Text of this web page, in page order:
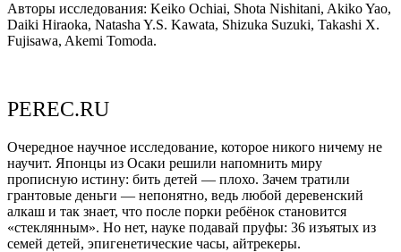
Авторы исследования: Keiko Ochiai, Shota Nishitani, Akiko Yao,
Daiki Hiraoka, Natasha Y.S. Kawata, Shizuka Suzuki, Takashi X.
Fujisawa, Akemi Tomoda.
PEREC.RU
Очередное научное исследование, которое никого ничему не
научит. Японцы из Осаки решили напомнить миру
прописную истину: бить детей — плохо. Зачем тратили
грантовые деньги — непонятно, ведь любой деревенский
алкаш и так знает, что после порки ребёнок становится
«стеклянным». Но нет, науке подавай пруфы: 36 изъятых из
семей детей, эпигенетические часы, айтрекеры.